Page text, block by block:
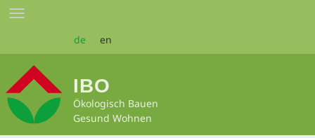
Zum
Seiteninhalt
Toggle
de en
IBO
Ökologisch Bauen
Gesund Wohnen